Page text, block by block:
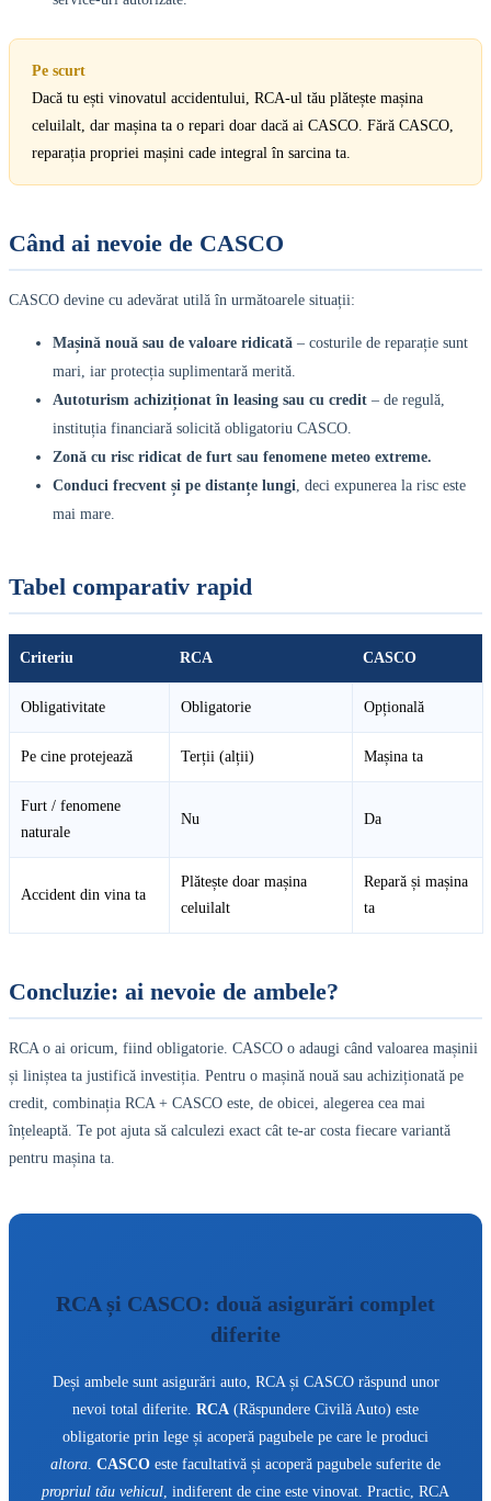
Pe scurt
Dacă tu ești vinovatul accidentului, RCA-ul tău plătește mașina
celuilalt, dar mașina ta o repari doar dacă ai CASCO. Fără CASCO,
reparația propriei mașini cade integral în sarcina ta.
Când ai nevoie de CASCO
CASCO devine cu adevărat utilă în următoarele situații:
Mașină nouă sau de valoare ridicată – costurile de reparație sunt
mari, iar protecția suplimentară merită.
Autoturism achiziționat în leasing sau cu credit – de regulă,
instituția financiară solicită obligatoriu CASCO.
Zonă cu risc ridicat de furt sau fenomene meteo extreme.
Conduci frecvent și pe distanțe lungi, deci expunerea la risc este
mai mare.
Tabel comparativ rapid
Criteriu RCA CASCO
Obligativitate Obligatorie Opțională
Pe cine protejează Terții (alții) Mașina ta
Furt / fenomene
naturale
Nu Da
Accident din vina ta
Plătește doar mașina
celuilalt
Repară și mașina
ta
Concluzie: ai nevoie de ambele?
RCA o ai oricum, fiind obligatorie. CASCO o adaugi când valoarea mașinii
și liniștea ta justifică investiția. Pentru o mașină nouă sau achiziționată pe
credit, combinația RCA + CASCO este, de obicei, alegerea cea mai
înțeleaptă. Te pot ajuta să calculezi exact cât te-ar costa fiecare variantă
pentru mașina ta.
RCA și CASCO: două asigurări complet
diferite
Deși ambele sunt asigurări auto, RCA și CASCO răspund unor
nevoi total diferite. RCA (Răspundere Civilă Auto) este
obligatorie prin lege și acoperă pagubele pe care le produci
altora CASCO este facultativă și acoperă pagubele suferite de
propriul tău vehicul , indiferent de cine este vinovat. Practic, RCA